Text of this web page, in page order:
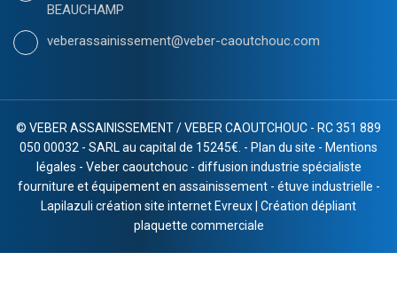
BEAUCHAMP
veberassainissement@veber-caoutchouc.com
© VEBER ASSAINISSEMENT / VEBER CAOUTCHOUC - RC 351 889
050 00032 - SARL au capital de 15245€. - Plan du site - Mentions
légales - Veber caoutchouc- diffusion industrie spécialiste
fourniture et équipement en assainissement- étuve industrielle -
Lapilazuli création site internet Evreux Création dépliant
plaquette commerciale